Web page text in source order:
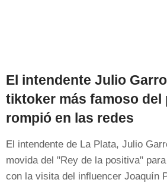
El intendente Julio
tiktoker más famoso del
rompió en las redes
El intendente de La Plata, Julio
movida del "Rey de la positiva"
con la visita del influencer Joaquín